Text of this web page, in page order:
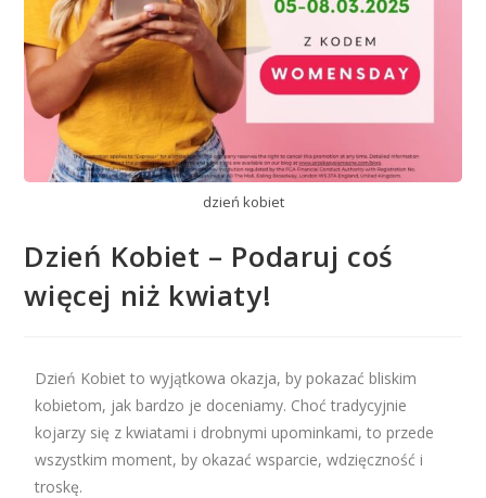
dzień kobiet
Dzień Kobiet – Podaruj coś
więcej niż kwiaty!
Dzień Kobiet to wyjątkowa okazja, by pokazać bliskim
kobietom, jak bardzo je doceniamy. Choć tradycyjnie
kojarzy się z kwiatami i drobnymi upominkami, to przede
wszystkim moment, by okazać wsparcie, wdzięczność i
troskę.